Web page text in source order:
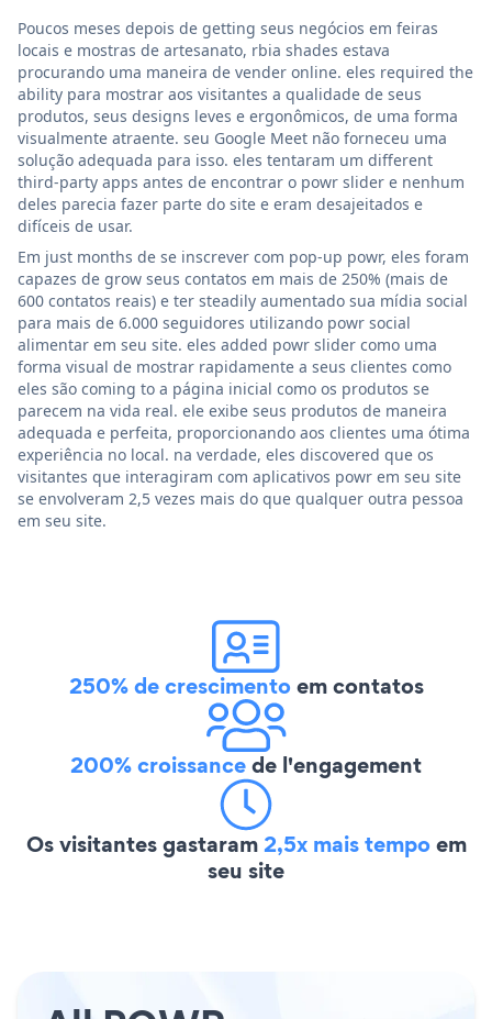
Poucos meses depois de getting seus negócios em feiras
locais e mostras de artesanato, rbia shades estava
procurando uma maneira de vender online. eles required the
ability para mostrar aos visitantes a qualidade de seus
produtos, seus designs leves e ergonômicos, de uma forma
visualmente atraente. seu Google Meet não forneceu uma
solução adequada para isso. eles tentaram um different
third-party apps antes de encontrar o powr slider e nenhum
deles parecia fazer parte do site e eram desajeitados e
difíceis de usar.
Em just months de se inscrever com pop-up powr, eles foram
capazes de grow seus contatos em mais de 250% (mais de
600 contatos reais) e ter steadily aumentado sua mídia social
para mais de 6.000 seguidores utilizando powr social
alimentar em seu site. eles added powr slider como uma
forma visual de mostrar rapidamente a seus clientes como
eles são coming to a página inicial como os produtos se
parecem na vida real. ele exibe seus produtos de maneira
adequada e perfeita, proporcionando aos clientes uma ótima
experiência no local. na verdade, eles discovered que os
visitantes que interagiram com aplicativos powr em seu site
se envolveram 2,5 vezes mais do que qualquer outra pessoa
em seu site.
250% de crescimentoem contatos
200% croissancede l'engagement
Os visitantes gastaram2,5x mais tempoem
seu site